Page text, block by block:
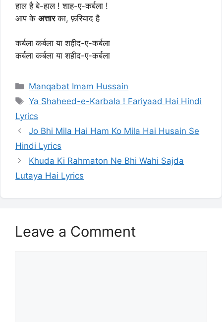
हाल है बे-हाल ! शाह-ए-कर्बला !
आप के अत्तारका, फ़रियाद है
कर्बला कर्बला या शहीद-ए-कर्बला
कर्बला कर्बला या शहीद-ए-कर्बला
Categories
Manqabat Imam Hussain
Tags
Ya Shaheed-e-Karbala ! Fariyaad Hai Hindi
Lyrics
Jo Bhi Mila Hai Ham Ko Mila Hai Husain Se
Hindi Lyrics
Khuda Ki Rahmaton Ne Bhi Wahi Sajda
Lutaya Hai Lyrics
Leave a Comment